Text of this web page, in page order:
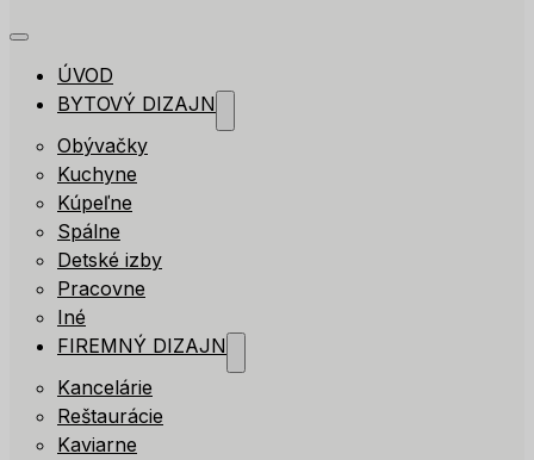
ÚVOD
BYTOVÝ DIZAJN
Obývačky
Kuchyne
Kúpeľne
Spálne
Detské izby
Pracovne
Iné
FIREMNÝ DIZAJN
Kancelárie
Reštaurácie
Kaviarne